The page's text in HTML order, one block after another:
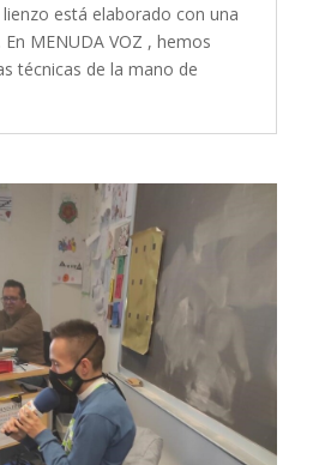
está elaborado con una
MENUDA VOZ , hemos
técnicas de la mano de